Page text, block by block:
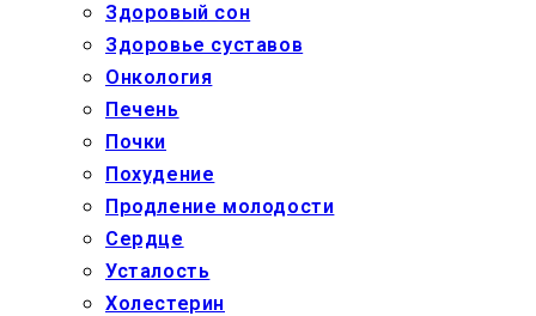
Здоровый сон
Здоровье суставов
Онкология
Печень
Почки
Похудение
Продление молодости
Сердце
Усталость
Холестерин